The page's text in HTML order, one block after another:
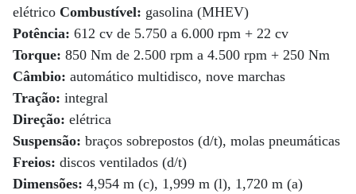
elétrico Combustível: gasolina (MHEV)
Potência: 612 cv de 5.750 a 6.000 rpm + 22 cv
Torque: 850 Nm de 2.500 rpm a 4.500 rpm + 250 Nm
Câmbio: automático multidisco, nove marchas
Tração: integral
Direção: elétrica
Suspensão: braços sobrepostos (d/t), molas pneumáticas
Freios: discos ventilados (d/t)
Dimensões: 4,954 m (c), 1,999 m (l), 1,720 m (a)